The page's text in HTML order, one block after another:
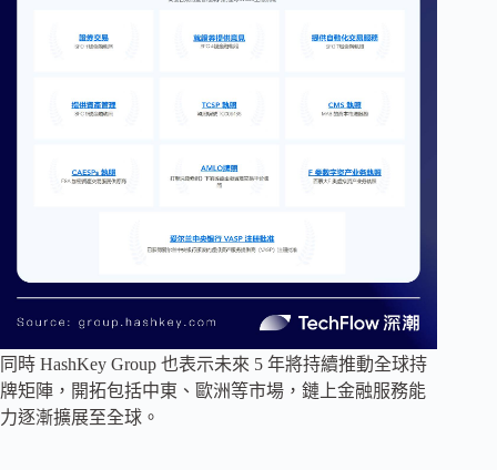
同時 HashKey Group 也表示未來 5 年將持續推動全球持
牌矩陣，開拓包括中東、歐洲等市場，鏈上金融服務能
力逐漸擴展至全球。